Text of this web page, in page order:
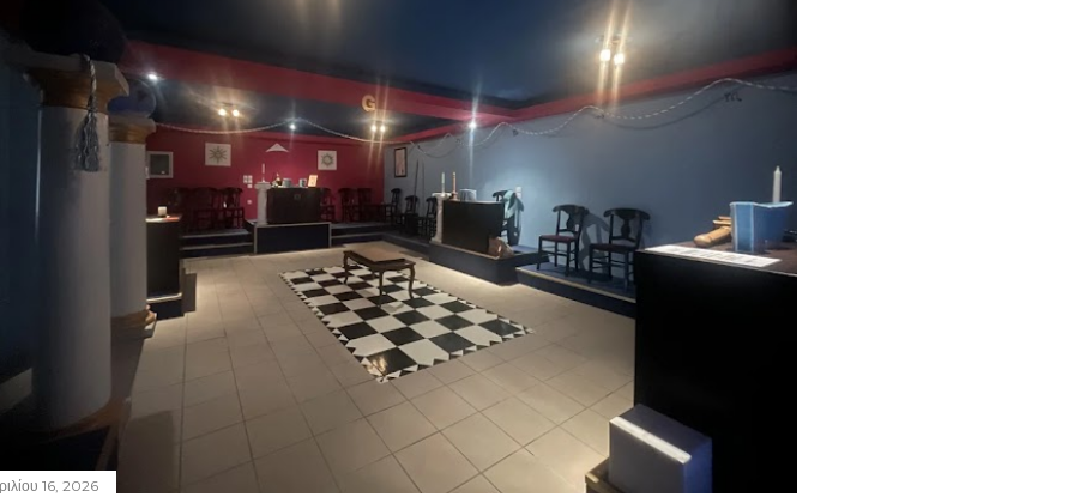
16, 2026